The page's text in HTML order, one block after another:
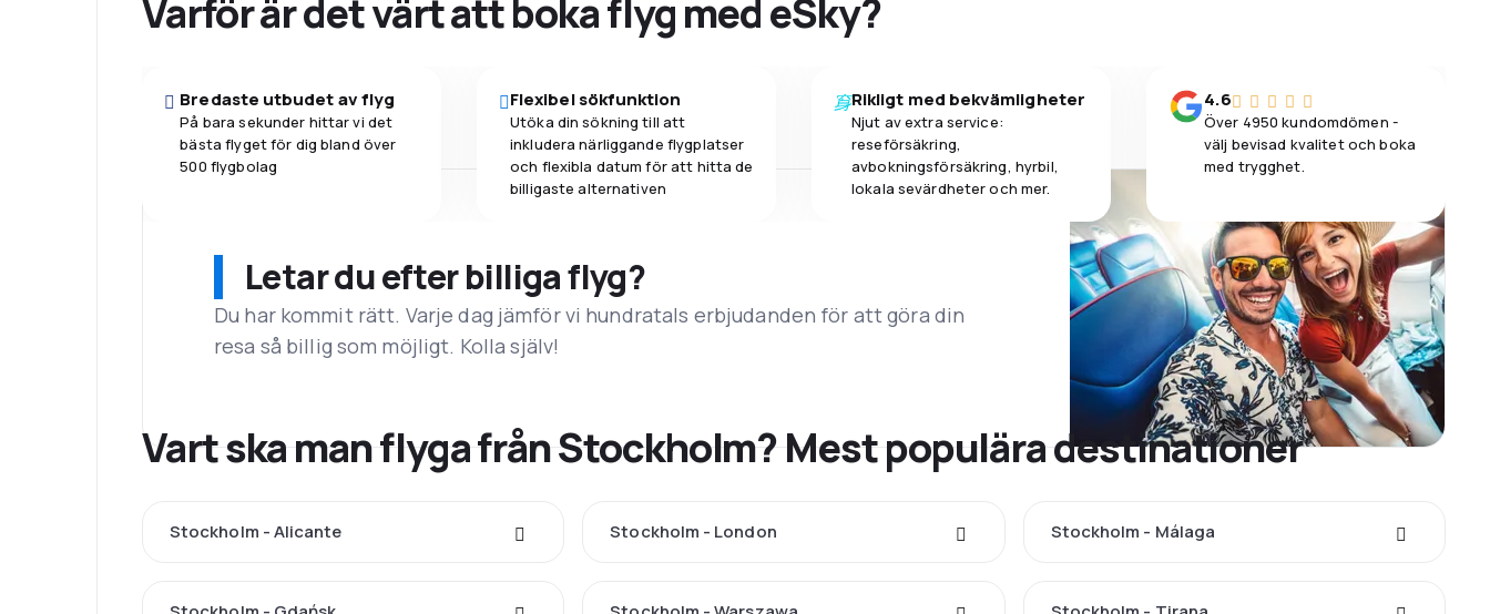
Varför är det värt att boka flyg med eSky?
Bredaste utbudet av flyg
På bara sekunder hittar vi det
bästa flyget för dig bland över
500 flygbolag
Flexibel sökfunktion
Utöka din sökning till att
inkludera närliggande flygplatser
och flexibla datum för att hitta de
billigaste alternativen
Rikligt med bekvämligheter
Njut av extra service:
reseförsäkring,
avbokningsförsäkring, hyrbil,
lokala sevärdheter och mer.
4.6
Över 4950 kundomdömen -
välj bevisad kvalitet och boka
med trygghet.
Letar du efter billiga flyg?
Du har kommit rätt. Varje dag jämför vi hundratals erbjudanden för att göra din
resa så billig som möjligt. Kolla själv!
Vart ska man flyga från Stockholm? Mest populära destinationer
Stockholm - Alicante Stockholm - London Stockholm - Málaga